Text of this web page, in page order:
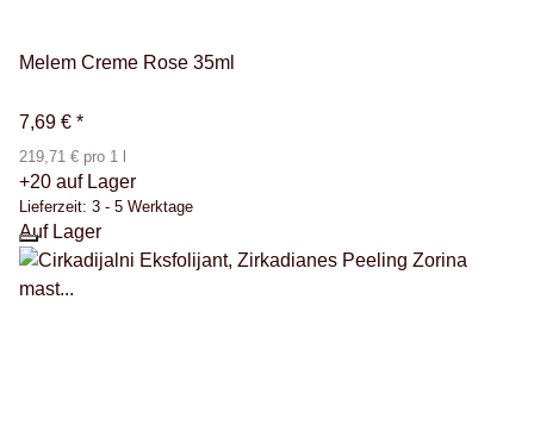
Melem Creme Rose 35ml
7,69 € *
219,71 € pro 1 l
+20 auf Lager
Lieferzeit: 3 - 5 Werktage
Auf Lager